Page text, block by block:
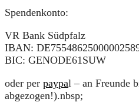
Spendenkonto:
VR Bank Südpfalz
IBAN:
BIC: GENODE61SUW
oder per paypal – an Freunde
abgezogen!).nbsp;